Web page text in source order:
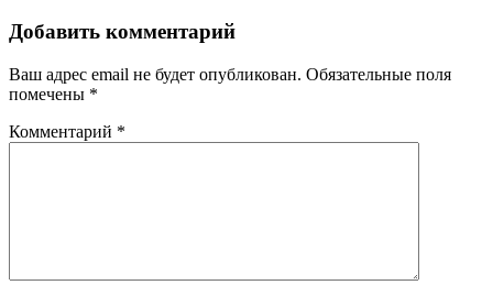
Добавить комментарий
Ваш адрес email не будет опубликован. Обязательные поля
помечены *
Комментарий *